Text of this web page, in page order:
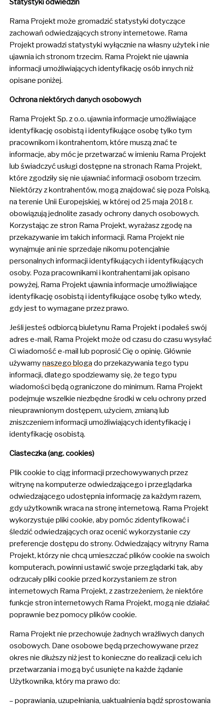
Statystyki odwiedzin
Rama Projekt może gromadzić statystyki dotyczące
zachowań odwiedzających strony internetowe. Rama
Projekt prowadzi statystyki wyłącznie na własny użytek i nie
ujawnia ich stronom trzecim. Rama Projekt nie ujawnia
informacji umożliwiających identyfikację osób innych niż
opisane poniżej.
Ochrona niektórych danych osobowych
Rama Projekt Sp. z o.o. ujawnia informacje umożliwiające
identyfikację osobistą i identyfikujące osobę tylko tym
pracownikom i kontrahentom, które muszą znać te
informacje, aby móc je przetwarzać w imieniu Rama Projekt
lub świadczyć usługi dostępne na stronach Rama Projekt,
które zgodziły się nie ujawniać informacji osobom trzecim.
Niektórzy z kontrahentów, mogą znajdować się poza Polską,
na terenie Unii Europejskiej, w której od 25 maja 2018 r.
obowiązują jednolite zasady ochrony danych osobowych.
Korzystając ze stron Rama Projekt, wyrażasz zgodę na
przekazywanie im takich informacji. Rama Projekt nie
wynajmuje ani nie sprzedaje nikomu potencjalnie
personalnych informacji identyfikujących i identyfikujących
osoby. Poza pracownikami i kontrahentami jak opisano
powyżej, Rama Projekt ujawnia informacje umożliwiające
identyfikację osobistą i identyfikujące osobę tylko wtedy,
gdy jest to wymagane przez prawo.
Jeśli jesteś odbiorcą biuletynu Rama Projekt i podałeś swój
adres e-mail, Rama Projekt może od czasu do czasu wysyłać
Ci wiadomość e-mail lub poprosić Cię o opinię. Głównie
używamynaszego bloga do przekazywania tego typu
informacji, dlatego spodziewamy się, że tego typu
wiadomości będą ograniczone do minimum. Rama Projekt
podejmuje wszelkie niezbędne środki w celu ochrony przed
nieuprawnionym dostępem, użyciem, zmianą lub
zniszczeniem informacji umożliwiających identyfikację i
identyfikację osobistą.
Ciasteczka (ang. cookies)
Plik cookie to ciąg informacji przechowywanych przez
witrynę na komputerze odwiedzającego i przeglądarka
odwiedzającego udostępnia informację za każdym razem,
gdy użytkownik wraca na stronę internetową. Rama Projekt
wykorzystuje pliki cookie, aby pomóc zidentyfikować i
śledzić odwiedzających oraz ocenić wykorzystanie czy
preferencje dostępu do strony. Odwiedzający witryny Rama
Projekt, którzy nie chcą umieszczać plików cookie na swoich
komputerach, powinni ustawić swoje przeglądarki tak, aby
odrzucały pliki cookie przed korzystaniem ze stron
internetowych Rama Projekt, z zastrzeżeniem, że niektóre
funkcje stron internetowych Rama Projekt, mogą nie działać
poprawnie bez pomocy plików cookie.
Rama Projekt nie przechowuje żadnych wrażliwych danych
osobowych. Dane osobowe będą przechowywane przez
okres nie dłuższy niż jest to konieczne do realizacji celu ich
przetwarzania i mogą być usunięte na każde żądanie
Użytkownika, który ma prawo do:
– poprawiania, uzupełniania, uaktualnienia bądź sprostowania